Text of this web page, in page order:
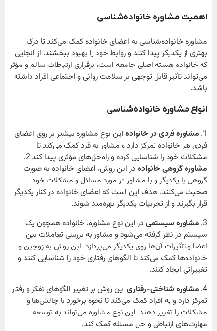
اهمیت مشاوره خانواده‌شناسی
مشاوره خانواده‌شناسی به اعضای خانواده کمک می‌کند تا درک
بهتری از یکدیگر پیدا کنند و روابط خود را بهبود ببخشند. از آنجایی
که خانواده هسته اصلی جامعه است، برقراری ارتباطات سالم و مؤثر
می‌تواند تأثیر قابل توجهی بر سلامت روانی و اجتماعی افراد داشته
باشد.
انواع مشاوره خانواده‌شناسی
1. مشاوره فردی در خانواده این نوع مشاوره بیشتر بر روی اعضای
فردی هر خانواده تمرکز دارد و مشاور به فرد کمک می‌کند تا
مشکلات خود را شناسایی کرده و راه‌حل‌های مؤثری پیدا کند.2.
مشاوره گروهی خانواده در این روش، اعضای خانواده به صورت
گروهی با یکدیگر و با مشاور در مورد مسائل و مشکلات خود
صحبت می‌کنند. هدف این است که اعضای خانواده در کنار یکدیگر
قرار بگیرند و از تجربیات یکدیگر بهره‌مند شوند.
3. مشاوره سیستمی در این نوع مشاوره، خانواده همچون یک
سیستم در نظر گرفته می‌شود و مشاور به بررسی تعاملات بین
اعضا و تأثیرات آن‌ها روی یکدیگر می‌پردازد. این روش به زوجین و
خانواده‌ها کمک می‌کند تا الگوهای رفتاری خود را شناسایی کنند و
تغییراتی ایجاد کنند.
4. مشاوره شناختی-رفتاری این روش بر تغییر الگوهای تفکر و رفتار
تمرکز دارد و به افراد کمک می‌کند تا نحوه برخورد با چالش‌ها و
مشکلات را تغییر دهند. این نوع مشاوره می‌تواند به توسعه
مهارت‌های ارتباطی و حل مسئله کمک کند.